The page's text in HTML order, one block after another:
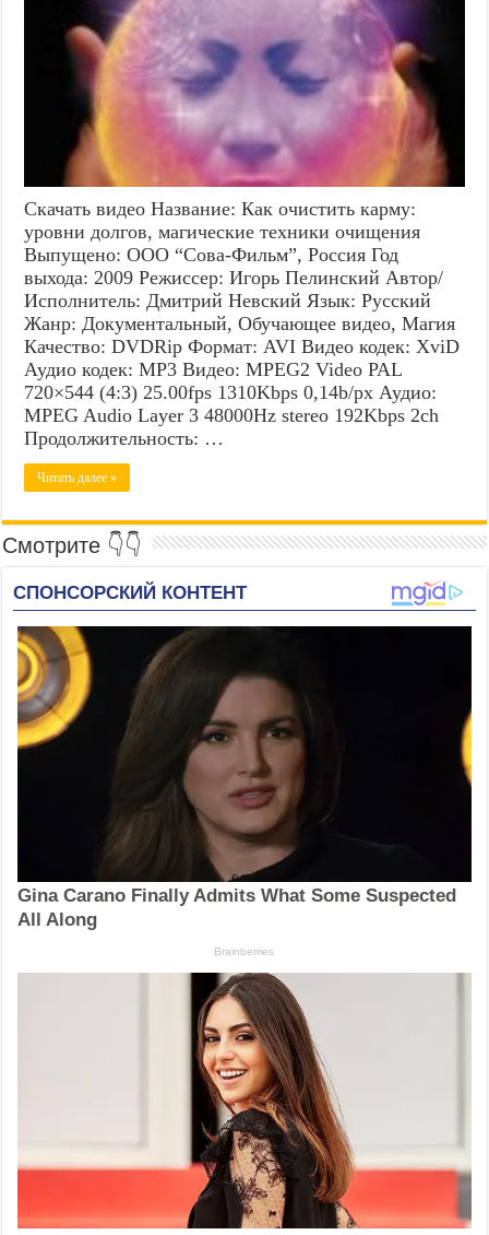
Скачать видео Название: Как очистить карму:
уровни долгов, магические техники очищения
Выпущено: ООО “Сова-Фильм”, Россия Год
выхода: 2009 Режиссер: Игорь Пелинский Автор/
Исполнитель: Дмитрий Невский Язык: Русский
Жанр: Документальный, Обучающее видео, Магия
Качество: DVDRip Формат: AVI Видео кодек: XviD
Аудио кодек: MP3 Видео: MPEG2 Video PAL
720×544 (4:3) 25.00fps 1310Kbps 0,14b/px Аудио:
MPEG Audio Layer 3 48000Hz stereo 192Kbps 2ch
Продолжительность: …
Читать далее »
Смотрите 👇👇